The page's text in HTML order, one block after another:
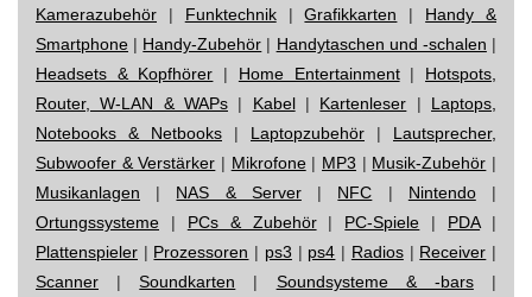
Kamerazubehör | Funktechnik|Grafikkarten | Handy &
Smartphone | Handy-Zubehör | Handytaschen und -schalen |
Headsets & Kopfhörer | Home Entertainment| Hotspots,
Router, W-LAN & WAPs | Kabel| Kartenleser | Laptops,
Notebooks & Netbooks | Laptopzubehör | Lautsprecher,
Subwoofer & Verstärker | Mikrofone| MP3 | Musik-Zubehör |
Musikanlagen | NAS & Server| NFC | Nintendo|
Ortungssysteme | PCs & Zubehör| PC-Spiele | PDA|
Plattenspieler | Prozessoren | ps3 | ps4 | Radios| Receiver |
Scanner |Soundkarten | Soundsysteme & -bars|